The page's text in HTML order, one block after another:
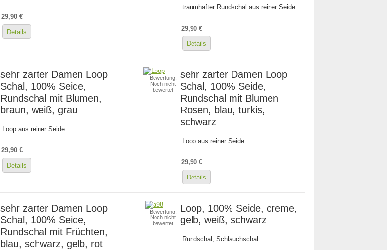
29,90 €
Details
traumhafter Rundschal aus reiner Seide
29,90 €
Details
sehr zarter Damen Loop
Schal, 100% Seide,
Rundschal mit Blumen,
braun, weiß, grau
Loop aus reiner Seide
29,90 €
Details
Bewertung:
Noch nicht
bewertet
sehr zarter Damen Loop
Schal, 100% Seide,
Rundschal mit Blumen
Rosen, blau, türkis,
schwarz
Loop aus reiner Seide
29,90 €
Details
sehr zarter Damen Loop
Schal, 100% Seide,
Rundschal mit Früchten,
blau, schwarz, gelb, rot
Bewertung:
Noch nicht
bewertet
Loop, 100% Seide, creme,
gelb, weiß, schwarz
Rundschal, Schlauchschal